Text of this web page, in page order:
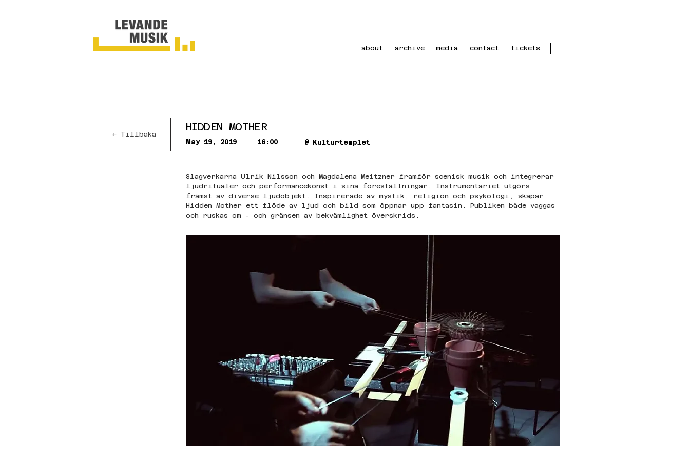
about archive media contact tickets
← Tillbaka
HIDDEN MOTHER
May 19, 2019 16:00 @ Kulturtemplet
Slagverkarna Ulrik Nilsson och Magdalena Meitzner framför scenisk musik och integrerar
ljudritualer och performancekonst i sina föreställningar. Instrumentariet utgörs
främst av diverse ljudobjekt. Inspirerade av mystik, religion och psykologi, skapar
Hidden Mother ett flöde av ljud och bild som öppnar upp fantasin. Publiken både vaggas
och ruskas om - och gränsen av bekvämlighet överskrids.